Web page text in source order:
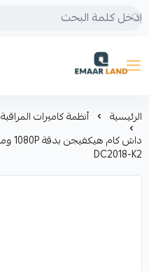
إعمار لاند
الرئيسية أنظمة كاميرات المراقبة
DC2018-K2